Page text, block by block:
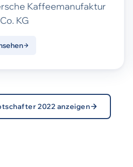
Kaffeemanufaktur
KG
2022 anzeigen